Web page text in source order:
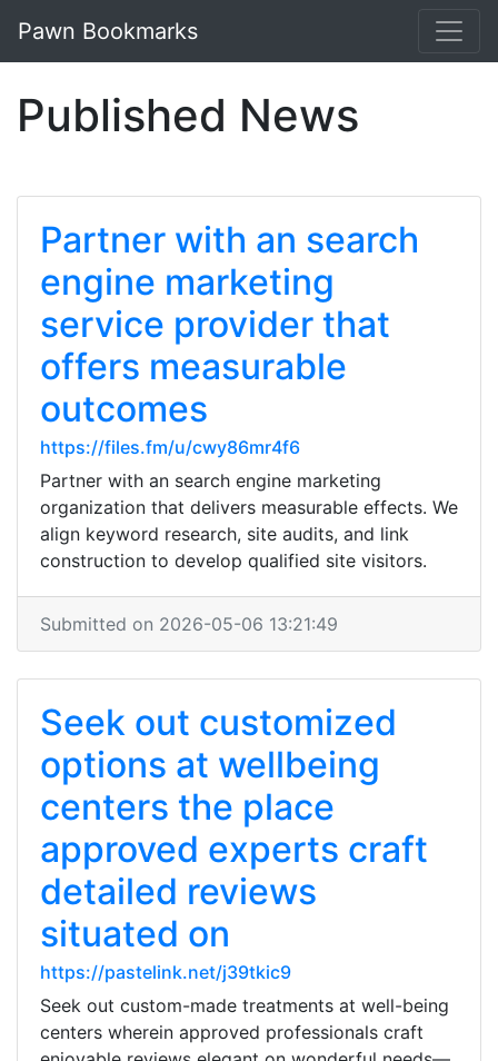
Pawn Bookmarks
Published News
Partner with an search
engine marketing
service provider that
offers measurable
outcomes
https://files.fm/u/cwy86mr4f6
Partner with an search engine marketing
organization that delivers measurable effects. We
align keyword research, site audits, and link
construction to develop qualified site visitors.
Submitted on 2026-05-06 13:21:49
Seek out customized
options at wellbeing
centers the place
approved experts craft
detailed reviews
situated on
https://pastelink.net/j39tkic9
Seek out custom-made treatments at well-being
centers wherein approved professionals craft